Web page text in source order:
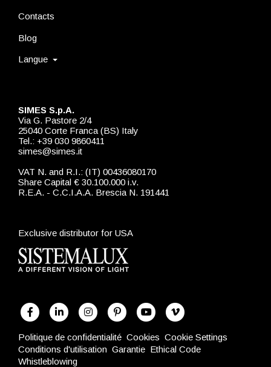
SIMES S.p.A.
Via G. Pastore 2/4
25040 Corte Franca (BS) Italy
Tel.: +39 030 9860411
simes@simes.it
VAT N. and R.I.: (IT) 00436080170
Share Capital € 30.100.000 i.v.
R.E.A. - C.C.I.A.A. Brescia N. 191441
Exclusive distributor for USA
Contacts
Blog
Langue
Politique de confidentialité Cookies Cookie Settings
Conditions d'utilisation Garantie Ethical Code
Whistleblowing